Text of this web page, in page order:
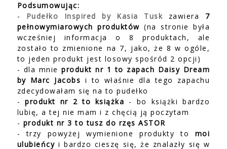
Podsumowując:
- Pudełko Inspired by Kasia Tusk zawiera 7
pełnowymiarowych produktów(na stronie była
wcześniej informacja o 8 produktach, ale
zostało to zmienione na 7, jako, że 8 w ogóle,
to jeden produkt jest losowy spośród 2 opcji)
- dla mnie produkt nr 1 to zapach Daisy Dream
by Marc Jacobs i to właśnie dla tego zapachu
zdecydowałam się na to pudełko
-produkt nr 2 to książka - bo książki bardzo
lubię, a tej nie mam i z chęcią ją poczytam
- produkt nr 3 to tusz do rzęs ASTOR
- trzy powyżej wymienione produkty to
moi
ulubieńcy i bardzo cieszę się, że znalazły się w